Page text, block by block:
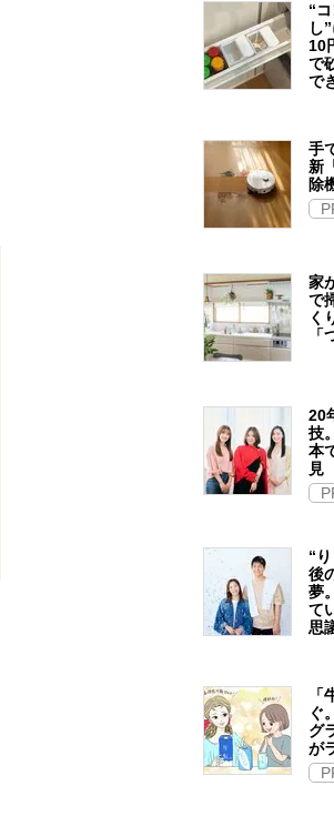
“
し
10
で
で
手
新
除
家
で
く
20
技
本
見
“
後
夢
て
思
ぐ
グ
が